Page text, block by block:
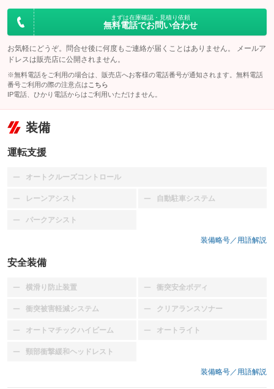
まずは在庫確認・見積り依頼
無料電話でお問い合わせ
お気軽にどうぞ。問合せ後に何度もご連絡が届くことはありません。 メールア
ドレスは販売店に公開されません。
※無料電話をご利用の場合は、販売店へお客様の電話番号が通知されます。無料電話
番号ご利用の際の注意点は こちら
IP電話、ひかり電話からはご利用いただけません。
装備
運転支援
オートクルーズコントロール
：装備なし
レーンアシスト
：装備なし 自動駐車システム
：装備なし
パークアシスト
：装備なし
装備略号／用語解説
安全装備
横滑り防止装置
：装備なし 衝突安全ボディ
：装備なし
衝突被害軽減システム
：装備なし クリアランスソナー
：装備なし
オートマチックハイビーム
：装備なし オートライト
：装備なし
頸部衝撃緩和ヘッドレスト
：装備なし
装備略号／用語解説